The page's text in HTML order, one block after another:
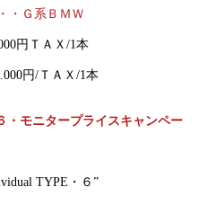
・Ｇ系ＢＭＷ
円ＴＡＸ/1本
円/ＴＡＸ/1本
・モニタープライスキャンペー
TYPE・６”